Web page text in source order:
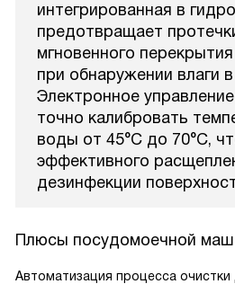
интегрированная в
предотвращает
мгновенного
при обнаружении влаги
Электронное
точно калибровать
воды от 45°C до 70°C,
эффективного
дезинфекции
Плюсы посудомоечной
Автоматизация процесса